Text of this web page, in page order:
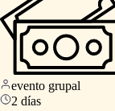
evento grupal
2 días